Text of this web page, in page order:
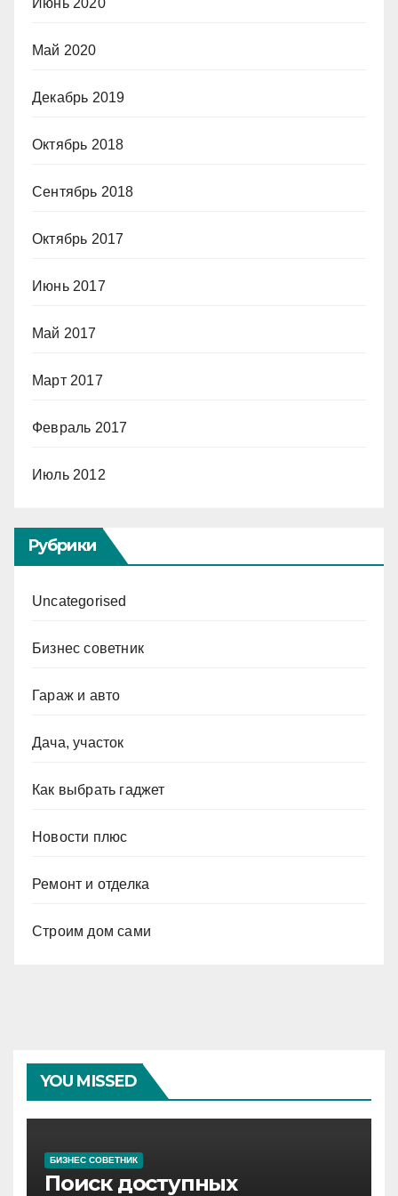
Май 2020
Декабрь 2019
Октябрь 2018
Сентябрь 2018
Октябрь 2017
Июнь 2017
Май 2017
Март 2017
Февраль 2017
Июль 2012
Рубрики
Uncategorised
Бизнес советник
Гараж и авто
Дача, участок
Как выбрать гаджет
Новости плюс
Ремонт и отделка
Строим дом сами
YOU MISSED
БИЗНЕС СОВЕТНИК
Поиск доступных